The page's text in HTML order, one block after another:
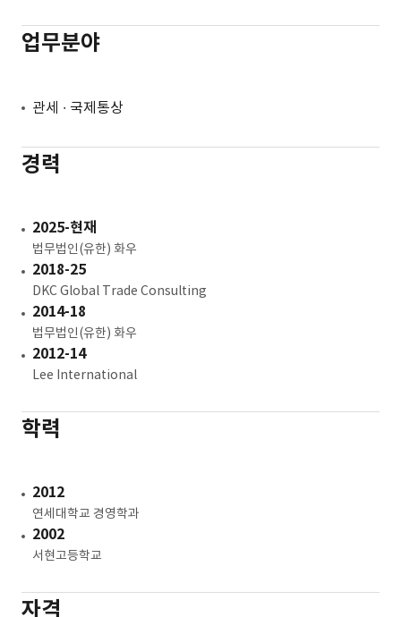
업무분야
관세 ∙ 국제통상
경력
2025-현재
법무법인(유한) 화우
2018-25
DKC Global Trade Consulting
2014-18
법무법인(유한) 화우
2012-14
Lee International
학력
2012
연세대학교 경영학과
2002
서현고등학교
자격